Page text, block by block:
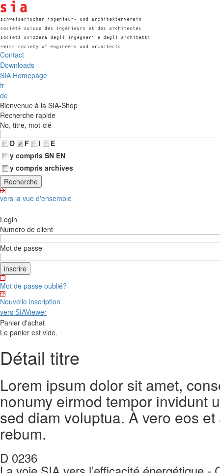
Contact
Downloads
SIA Homepage
fr
de
Bienvenue à la SIA-Shop
Recherche rapide
No, titre, mot-clé
D
F I
E
y compris SN EN
y compris archives
vers la vue d'ensemble
Login
Numéro de client
Mot de passe
Mot de passe oublié?
Nouvelle inscription
vers SIAViewer
Panier d'achat
Le panier est vide.
Détail titre
Lorem ipsum dolor sit amet,
nonumy eirmod tempor invidunt
sed diam voluptua. À vero eos
rebum.
D 0236